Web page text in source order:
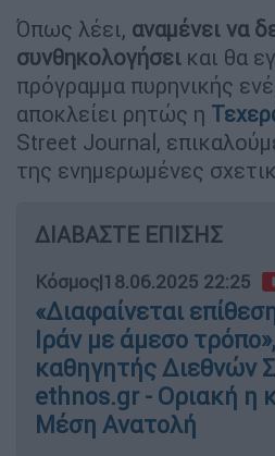
Όπως λέει, αναμένει να
συνθηκολογήσει και θα
πρόγραμμα πυρηνικής
αποκλείει ρητώς η
Street Journal,
της ενημερωμένες
ΔΙΑΒΑΣΤΕ ΕΠΙΣΗΣ
Κόσμος|18.06.2025 22:25
«Διαφαίνεται
Ιράν με άμεσο
καθηγητής Διεθνών
ethnos.gr - Οριακή η
Μέση Ανατολή